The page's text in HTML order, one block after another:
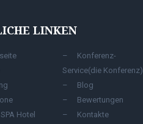
LINKEN
Hotel
Konferenz-
Service(die Konferenz)
Blog
Bewertungen
Kontakte